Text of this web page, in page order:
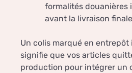
formalités douanières
avant la livraison
Un colis marqué en
signifie que vos articles
production pour intégrer un